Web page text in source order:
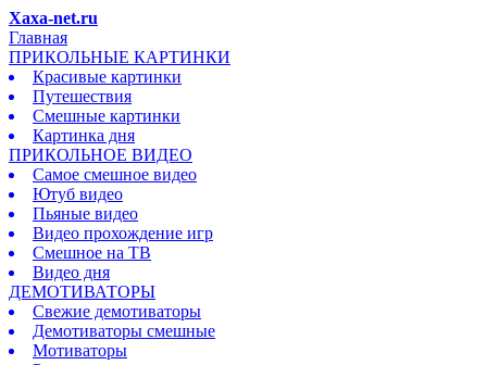
Xaxa-net.ru
Главная
ПРИКОЛЬНЫЕ КАРТИНКИ
Красивые картинки
Путешествия
Смешные картинки
Картинка дня
ПРИКОЛЬНОЕ ВИДЕО
Самое смешное видео
Ютуб видео
Пьяные видео
Видео прохождение игр
Смешное на ТВ
Видео дня
ДЕМОТИВАТОРЫ
Свежие демотиваторы
Демотиваторы смешные
Мотиваторы